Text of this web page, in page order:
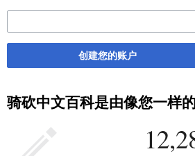
创建您的账户
骑砍中文百科是由像您一样